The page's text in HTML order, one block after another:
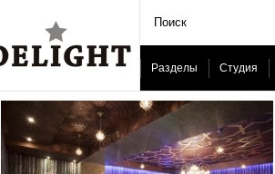
Разделы Студия